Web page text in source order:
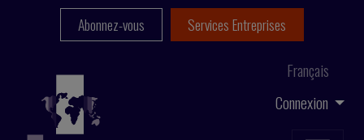
Connexion
Français
Abonnez-vous Services Entreprises